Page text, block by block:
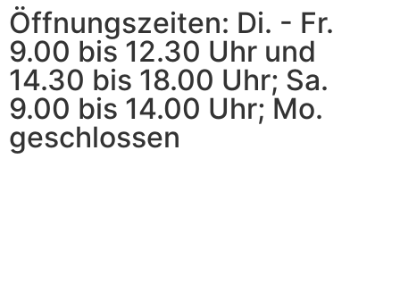
Öffnungszeiten: Di. - Fr.
9.00 bis 12.30 Uhr und
14.30 bis 18.00 Uhr; Sa.
9.00 bis 14.00 Uhr; Mo.
geschlossen